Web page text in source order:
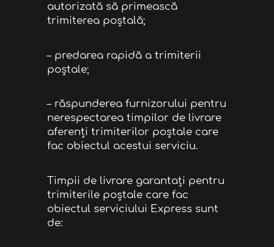
autorizată să primească
trimiterea poştală;
– predarea rapidă a trimiterii
poştale;
– răspunderea furnizorului pentru
nerespectarea timpilor de livrare
aferenţi trimiterilor poştale care
fac obiectul acestui serviciu.
Timpii de livrare garantaţi pentru
trimiterile poştale care fac
obiectul serviciului Express sunt
de: